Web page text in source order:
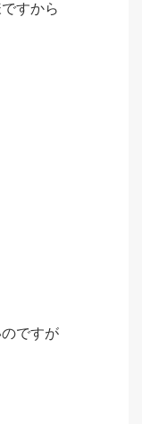
すから
ですが